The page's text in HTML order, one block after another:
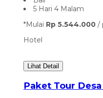
5 Hari 4 Malam
*Mulai Rp 5.544.000 /
Hotel
Lihat Detail
Paket Tour